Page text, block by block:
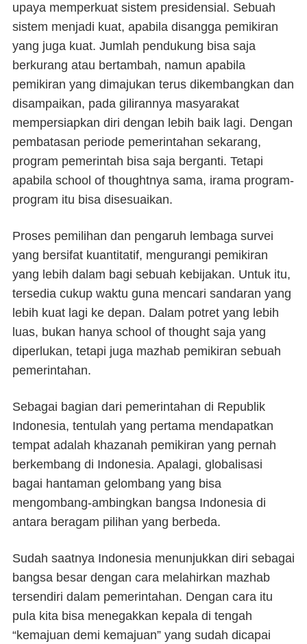
upaya memperkuat sistem presidensial. Sebuah
sistem menjadi kuat, apabila disangga pemikiran
yang juga kuat. Jumlah pendukung bisa saja
berkurang atau bertambah, namun apabila
pemikiran yang dimajukan terus dikembangkan dan
disampaikan, pada gilirannya masyarakat
mempersiapkan diri dengan lebih baik lagi. Dengan
pembatasan periode pemerintahan sekarang,
program pemerintah bisa saja berganti. Tetapi
apabila school of thoughtnya sama, irama program-
program itu bisa disesuaikan.
Proses pemilihan dan pengaruh lembaga survei
yang bersifat kuantitatif, mengurangi pemikiran
yang lebih dalam bagi sebuah kebijakan. Untuk itu,
tersedia cukup waktu guna mencari sandaran yang
lebih kuat lagi ke depan. Dalam potret yang lebih
luas, bukan hanya school of thought saja yang
diperlukan, tetapi juga mazhab pemikiran sebuah
pemerintahan.
Sebagai bagian dari pemerintahan di Republik
Indonesia, tentulah yang pertama mendapatkan
tempat adalah khazanah pemikiran yang pernah
berkembang di Indonesia. Apalagi, globalisasi
bagai hantaman gelombang yang bisa
mengombang-ambingkan bangsa Indonesia di
antara beragam pilihan yang berbeda.
Sudah saatnya Indonesia menunjukkan diri sebagai
bangsa besar dengan cara melahirkan mazhab
tersendiri dalam pemerintahan. Dengan cara itu
pula kita bisa menegakkan kepala di tengah
“kemajuan demi kemajuan” yang sudah dicapai